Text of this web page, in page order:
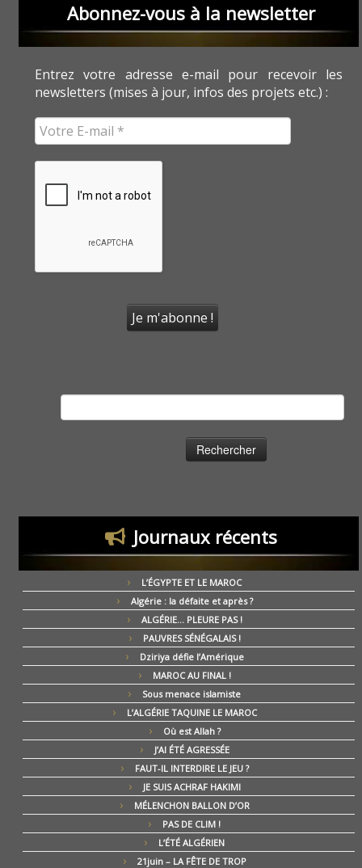
Abonnez-vous à la newsletter
Entrez votre adresse e-mail pour recevoir les
newsletters (mises à jour, infos des projets etc.) :
Journaux récents
L’ÉGYPTE ET LE MAROC
Algérie : la défaite et après ?
ALGÉRIE… PLEURE PAS !
PAUVRES SÉNÉGALAIS !
Dziriya défie l’Amérique
MAROC AU FINAL !
Sous menace islamiste
L’ALGÉRIE TAQUINE LE MAROC
Où est Allah ?
J’AI ÉTÉ AGRESSÉE
FAUT-IL INTERDIRE LE JEU ?
JE SUIS ACHRAF HAKIMI
MÉLENCHON BALLON D’OR
PAS DE CLIM !
L’ÉTÉ ALGÉRIEN
21juin – LA FÊTE DE TROP